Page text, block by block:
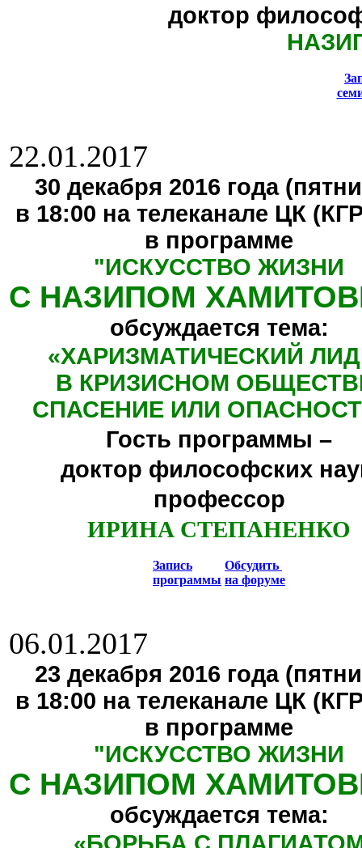
доктор
22.01.2017
30 декабря 2016 года
в 18:00 на телеканале ЦК
в программе
"ИСКУССТВО ЖИЗНИ
С НАЗИПОМ
обсуждается тема:
«ХАРИЗМАТИЧЕСКИЙ
В КРИЗИСНОМ
СПАСЕНИЕ ИЛИ
Гость программы –
доктор философских
профессор
ИРИНА СТЕПАНЕНКО
Запись
программы
Обсудить
на форуме
06.01.2017
23 декабря 2016 года
в 18:00 на телеканале ЦК
в программе
"ИСКУССТВО ЖИЗНИ
С НАЗИПОМ
обсуждается тема: